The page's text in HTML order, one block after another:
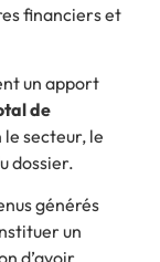
financiers et
un apport
de
secteur, le
dossier.
générés
un